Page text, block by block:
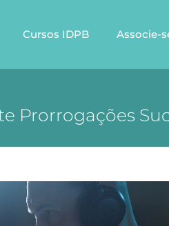
Cursos IDPB Associe-
Prorrogações